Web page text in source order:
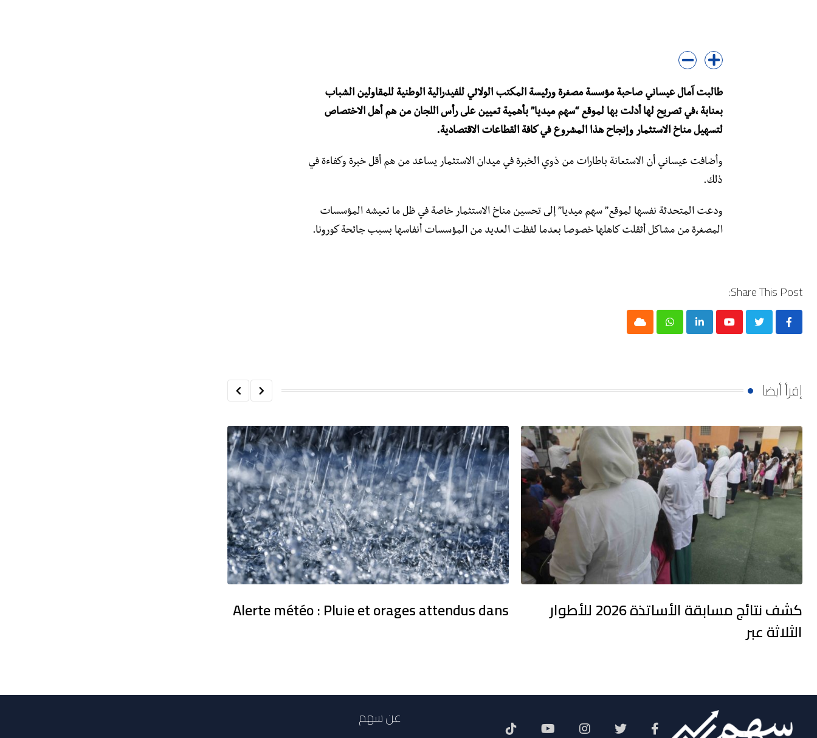
طالبت آمال عيساني صاحبة مؤسسة مصغرة ورئيسة المكتب الولائي للفيدرالية الوطنية للمقاولين الشباب
بعنابة ،في تصريح لها أدلت بها لموقع “سهم ميديا” بأهمية تعيين على رأس اللجان من هم أهل الاختصاص
لتسهيل مناخ الاستثمار وإنجاح هذا المشروع في كافة القطاعات الاقتصادية.
وأضافت عيساني أن الاستعانة باطارات من ذوي الخبرة في ميدان الاستثمار يساعد من هم أقل خبرة وكفاءة في
ذلك.
ودعت المتحدثة نفسها لموقع” سهم ميديا” إلى تحسين مناخ الاستثمار خاصة في ظل ما تعيشه المؤسسات
المصغرة من مشاكل أثقلت كاهلها خصوصا بعدما لفظت العديد من المؤسسات أنفاسها بسبب جائحة كورونا.
Share This Post:
Youtube
LinkedIn
Whatsapp
Cloud
إقرأ أيضا
كشف نتائج مسابقة الأساتذة 2026 للأطوار
الثلاثة عبر
Alerte météo : Pluie et orages attendus dans
عن سهم